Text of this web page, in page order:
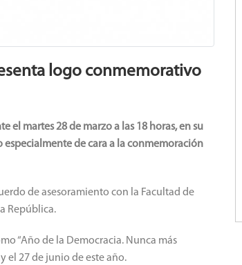
logo conmemorativo
martes 28 de marzo a las 18 horas, en su
especialmente de cara a la conmemoración
de asesoramiento con la Facultad de
República.
“Año de la Democracia. Nunca más
el 27 de junio de este año.